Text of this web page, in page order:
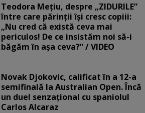
Teodora Mețiu, despre „ZIDURILE”
între care părinții își cresc copiii:
„Nu cred că există ceva mai
periculos! De ce insistăm noi să-i
băgăm în așa ceva?” / VIDEO
Novak Djokovic, calificat în a 12-a
semifinală la Australian Open. Încă
un duel senzațional cu spaniolul
Carlos Alcaraz